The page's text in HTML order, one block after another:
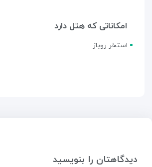
امکاناتی که هتل دارد
استخر روباز
دیدگاهتان را بنویسید